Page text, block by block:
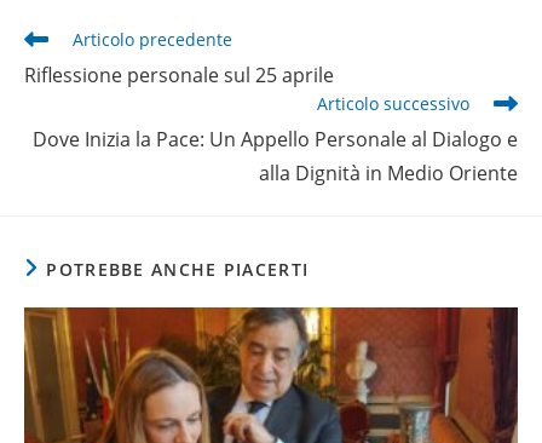
Leggi
altri
articoli
Articolo precedente
Riflessione personale sul 25 aprile
Articolo successivo
Dove Inizia la Pace: Un Appello Personale al Dialogo e
alla Dignità in Medio Oriente
POTREBBE ANCHE PIACERTI